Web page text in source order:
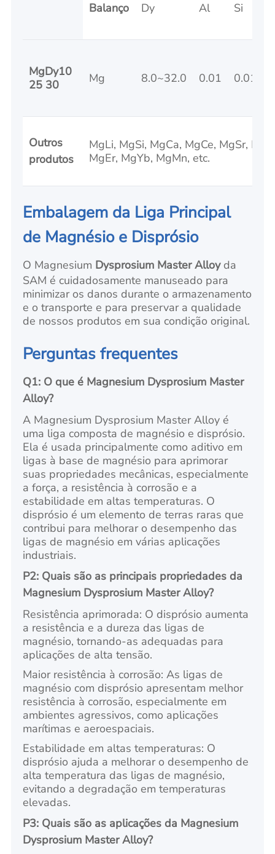
Balanço Dy Al Si
MgDy10
25 30
Mg 8.0~32.0 0.01 0.01
Outros
produtos
MgLi, MgSi, MgCa, MgCe, MgSr,
MgEr, MgYb, MgMn, etc.
Embalagem da Liga Principal
de Magnésio e Disprósio
O Magnesium Dysprosium Master Alloy da
SAM é cuidadosamente manuseado para
minimizar os danos durante o armazenamento
e o transporte e para preservar a qualidade
de nossos produtos em sua condição original.
Perguntas frequentes
Q1: O que é Magnesium Dysprosium Master
Alloy?
A Magnesium Dysprosium Master Alloy é
uma liga composta de magnésio e disprósio.
Ela é usada principalmente como aditivo em
ligas à base de magnésio para aprimorar
suas propriedades mecânicas, especialmente
a força, a resistência à corrosão e a
estabilidade em altas temperaturas. O
disprósio é um elemento de terras raras que
contribui para melhorar o desempenho das
ligas de magnésio em várias aplicações
industriais.
P2: Quais são as principais propriedades da
Magnesium Dysprosium Master Alloy?
Resistência aprimorada: O disprósio aumenta
a resistência e a dureza das ligas de
magnésio, tornando-as adequadas para
aplicações de alta tensão.
Maior resistência à corrosão: As ligas de
magnésio com disprósio apresentam melhor
resistência à corrosão, especialmente em
ambientes agressivos, como aplicações
marítimas e aeroespaciais.
Estabilidade em altas temperaturas: O
disprósio ajuda a melhorar o desempenho de
alta temperatura das ligas de magnésio,
evitando a degradação em temperaturas
elevadas.
P3: Quais são as aplicações da Magnesium
Dysprosium Master Alloy?